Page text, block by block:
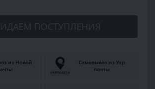
ПОСТУПЛЕНИЯ
из Новой
Самовывоз из Укр
почты